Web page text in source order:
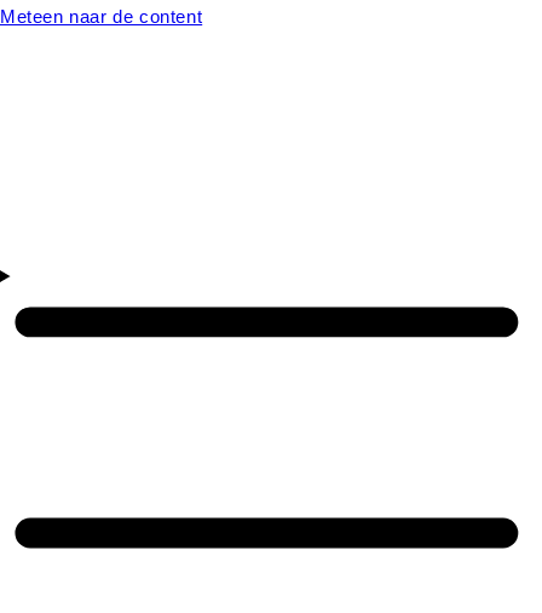
Meteen naar de content